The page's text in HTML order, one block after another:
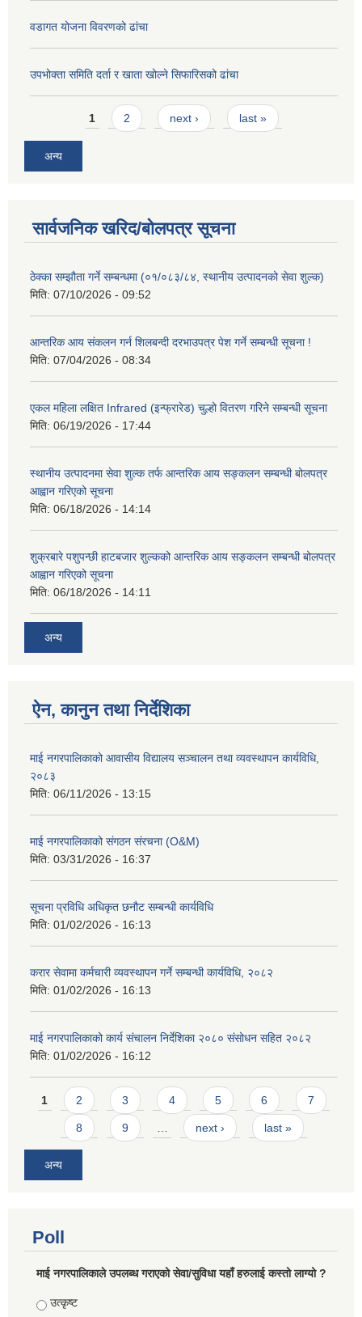
वडागत योजना विवरणको ढांचा
उपभोक्ता समिति दर्ता र खाता खोल्ने सिफारिसको ढांचा
Pages1 2 next › last »
अन्य
सार्वजनिक खरिद/बोलपत्र सूचना
ठेक्का सम्झौता गर्ने सम्बन्धमा (०१/०८३/८४, स्थानीय उत्पादनको सेवा शुल्क)
मिति: 07/10/2026 - 09:52
आन्तरिक आय संकलन गर्न शिलबन्दी दरभाउपत्र पेश गर्ने सम्बन्धी सूचना !
मिति: 07/04/2026 - 08:34
एकल महिला लक्षित Infrared (इन्फ्रारेड) चुल्हो वितरण गरिने सम्बन्धी सूचना
मिति: 06/19/2026 - 17:44
स्थानीय उत्पादनमा सेवा शुल्क तर्फ आन्तरिक आय सङ्कलन सम्बन्धी बोलपत्र
आह्वान गरिएको सूचना
मिति: 06/18/2026 - 14:14
शुक्रबारे पशुपन्छी हाटबजार शुल्कको आन्तरिक आय सङ्कलन सम्बन्धी बोलपत्र
आह्वान गरिएको सूचना
मिति: 06/18/2026 - 14:11
अन्य
ऐन, कानुन तथा निर्देशिका
माई नगरपालिकाको आवासीय विद्यालय सञ्चालन तथा व्यवस्थापन कार्यविधि,
२०८३
मिति: 06/11/2026 - 13:15
माई नगरपालिकाको संगठन संरचना (O&M)
मिति: 03/31/2026 - 16:37
सूचना प्रविधि अधिकृत छनौट सम्बन्धी कार्यविधि
मिति: 01/02/2026 - 16:13
करार सेवामा कर्मचारी व्यवस्थापन गर्ने सम्बन्धी कार्यविधि, २०८२
मिति: 01/02/2026 - 16:13
माई नगरपालिकाको कार्य संचालन निर्देशिका २०८० संसोधन सहित २०८२
मिति: 01/02/2026 - 16:12
Pages
1 2 3 4 5 6 7
8 9 next › last »
अन्य
Poll
माई नगरपालिकाले उपलब्ध गराएको सेवा/सुविधा यहाँ हरुलाई कस्तो लाग्यो ?
Choices
उत्कृष्ट